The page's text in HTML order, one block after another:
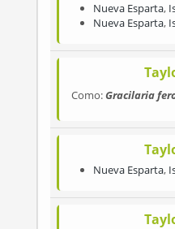
Nueva Esparta,
Nueva Esparta,
Como:Gracilaria
Nueva Esparta,